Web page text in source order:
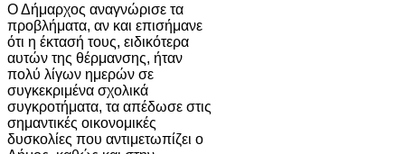
Ο Δήμαρχος αναγνώρισε τα
προβλήματα, αν και επισήμανε
ότι η έκτασή τους, ειδικότερα
αυτών της θέρμανσης, ήταν
πολύ λίγων ημερών σε
συγκεκριμένα σχολικά
συγκροτήματα, τα απέδωσε στις
σημαντικές οικονομικές
δυσκολίες που αντιμετωπίζει ο